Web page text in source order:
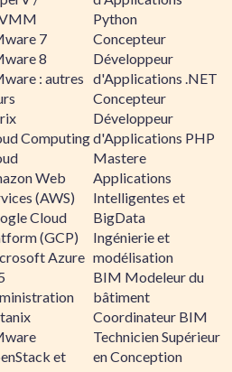
7
8
: autres
Computing
Web
(AWS)
Cloud
(GCP)
Azure
et
Python
Concepteur
Développeur
d'Applications .NET
Concepteur
Développeur
d'Applications PHP
Mastere
Applications
Intelligentes et
BigData
Ingénierie et
modélisation
BIM Modeleur du
bâtiment
Coordinateur BIM
Technicien Supérieur
en Conception